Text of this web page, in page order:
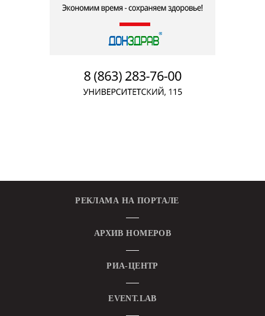
РЕКЛАМА НА ПОРТАЛЕ
АРХИВ НОМЕРОВ
РИА-ЦЕНТР
EVENT.LAB